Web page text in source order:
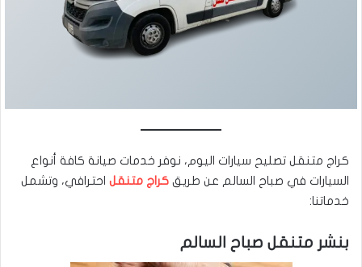
كراج متنقل تصليح سيارات اليوم، نوفر خدمات صيانة كافة أنواع
السيارات في صباح السالم عن طريق كراج متنقل احترافي، وتشمل
خدماتنا:
بنشر متنقل صباح السالم